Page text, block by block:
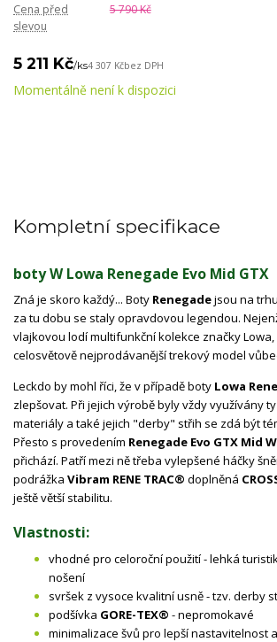
Cena před
slevou
5 790 Kč
5 211 Kč/ks4 307 Kčbez DPH
Momentálně není k dispozici
Kompletní specifikace
boty W Lowa Renegade Evo Mid GTX
Zná je skoro každý... Boty Renegadejsou na
za tu dobu se staly opravdovou legendou.
vlajkovou lodí multifunkční kolekce značky
celosvětově nejprodávanější trekový model
Leckdo by mohl říci, že v případě boty Lowa
zlepšovat. Při jejich výrobě byly vždy využívány
materiály a také jejich "derby" střih se zdá být
Přesto s provedením Renegade Evo GTX Mid
přichází. Patří mezi ně třeba vylepšené háčky
podrážka Vibram RENE TRAC® doplněná
ještě větší stabilitu.
Vlastnosti:
vhodné pro celoroční použití - lehká
nošení
svršek z vysoce kvalitní usně - tzv. derby
podšívka GORE-TEX® - nepromokavé
minimalizace švů pro lepší nastavitelnost